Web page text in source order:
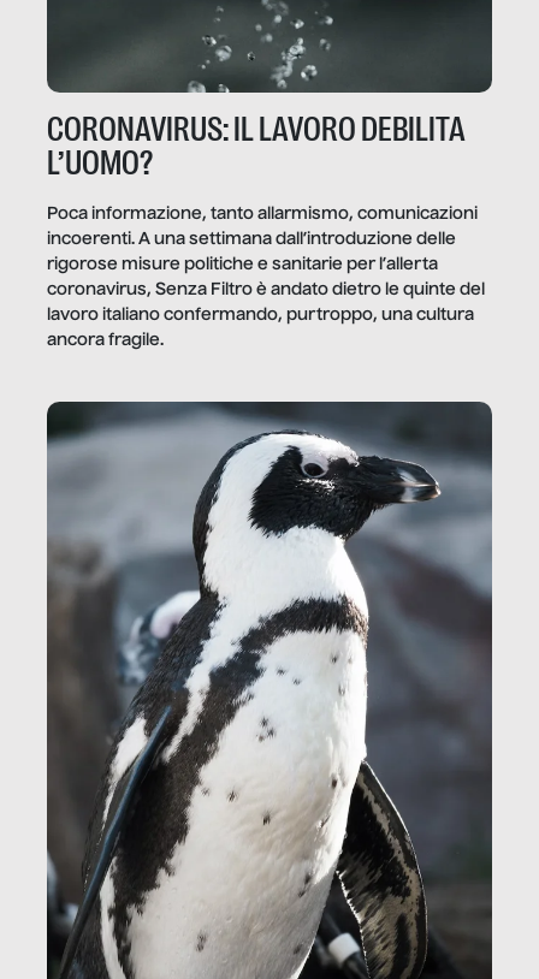
CORONAVIRUS: IL LAVORO DEBILITA
L’UOMO?
Poca informazione, tanto allarmismo, comunicazioni
incoerenti. A una settimana dall’introduzione delle
rigorose misure politiche e sanitarie per l’allerta
coronavirus, Senza Filtro è andato dietro le quinte del
lavoro italiano confermando, purtroppo, una cultura
ancora fragile.